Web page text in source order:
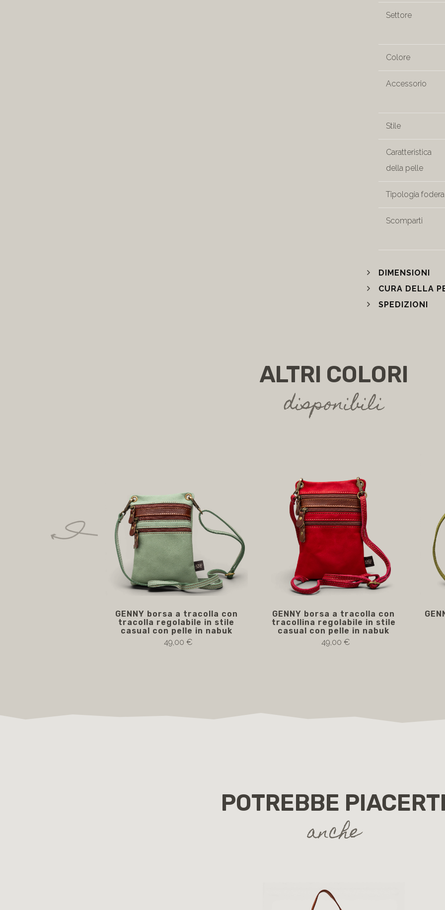
Settore
Colore
Accessorio
Stile
Caratteristica
della pelle
Tipologia fodera
Scomparti
DIMENSIONI
CURA DELLA
SPEDIZIONI
ALTRI COLORI
disponibili
GENNY borsa a tracolla con
tracolla regolabile in stile
casual con pelle in nabuk
49,00 €
GENNY borsa a tracolla con
tracollina regolabile in stile
casual con pelle in nabuk
49,00 €
POTREBBE
anche